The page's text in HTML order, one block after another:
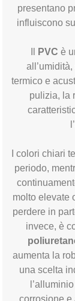
presentano
influiscono
PVC è
termico e
pulizia, la
I colori chiari
periodo,
molto elevate
perdere in
invece, è
aumenta la
una scelta